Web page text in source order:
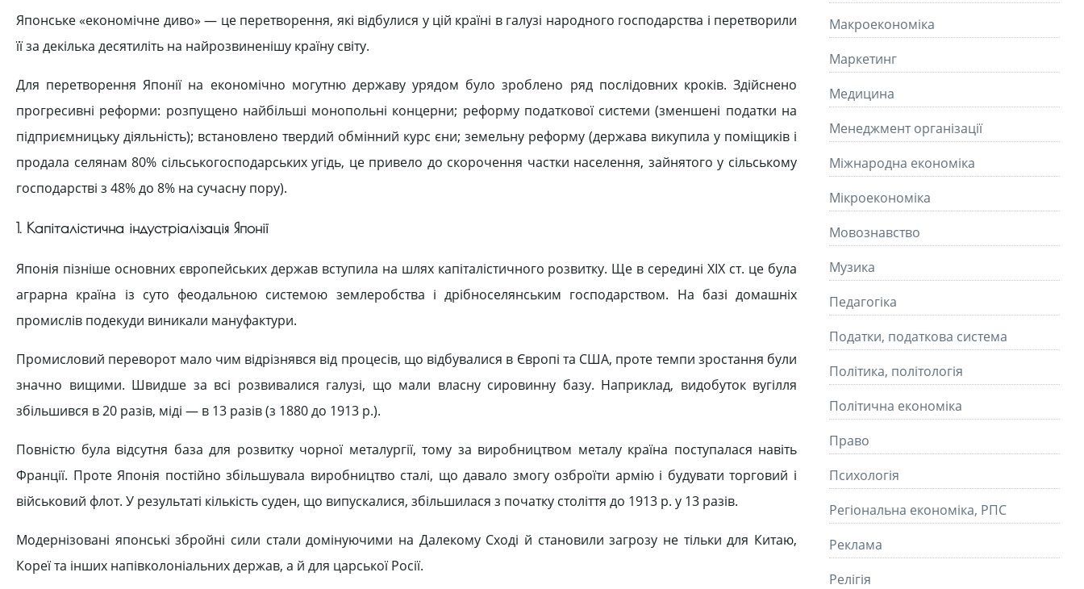
Японське «економічне диво» — це перетворення, які відбулися у цій країні в галузі народного господарства і перетворили
її за декілька десятиліть на найрозвиненішу країну світу.
Для перетворення Японії на економічно могутню державу урядом було зроблено ряд послідовних кроків. Здійснено
прогресивні реформи: розпущено найбільші монопольні концерни; реформу податкової системи (зменшені податки на
підприємницьку діяльність); встановлено твердий обмінний курс єни; земельну реформу (держава викупила у поміщиків і
продала селянам 80% сільськогосподарських угідь, це привело до скорочення частки населення, зайнятого у сільському
господарстві з 48% до 8% на сучасну пору).
1. Капіталістична індустріалізація Японії
Японія пізніше основних європейських держав вступила на шлях капіталістичного розвитку. Ще в середині XIX ст. це була
аграрна країна із суто феодальною системою землеробства і дрібноселянським господарством. На базі домашніх
промислів подекуди виникали мануфактури.
Промисловий переворот мало чим відрізнявся від процесів, що відбувалися в Європі та США, проте темпи зростання були
значно вищими. Швидше за всі розвивалися галузі, що мали власну сировинну базу. Наприклад, видобуток вугілля
збільшився в 20 разів, міді — в 13 разів (з 1880 до 1913 p.).
Повністю була відсутня база для розвитку чорної металургії, тому за виробництвом металу країна поступалася навіть
Франції. Проте Японія постійно збільшувала виробництво сталі, що давало змогу озброїти армію і будувати торговий і
військовий флот. У результаті кількість суден, що випускалися, збільшилася з початку століття до 1913 р. у 13 разів.
Модернізовані японські збройні сили стали домінуючими на Далекому Сході й становили загрозу не тільки для Китаю,
Кореї та інших напівколоніальних держав, а й для царської Росії.
Макроекономіка
Маркетинг
Медицина
Менеджмент організації
Міжнародна економіка
Мікроекономіка
Мовознавство
Музика
Педагогіка
Податки, податкова система
Політика, політологія
Політична економіка
Право
Психологія
Регіональна економіка, РПС
Реклама
Релігія